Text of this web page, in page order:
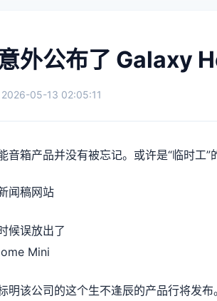
外公布了 Galaxy
2026-05-13 02:05:11
音箱产品并没有被忘记。或许是“临时工”
闻稿网站
候误放出了
Mini
明该公司的这个生不逢辰的产品行将发